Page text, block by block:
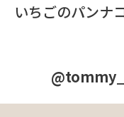
いちごのパンナ